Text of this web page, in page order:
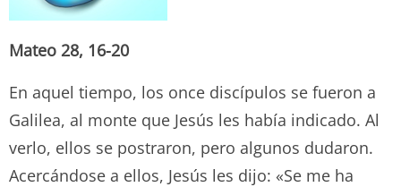
Mateo 28, 16-20
En aquel tiempo, los once discípulos se fueron a
Galilea, al monte que Jesús les había indicado. Al
verlo, ellos se postraron, pero algunos dudaron.
Acercándose a ellos, Jesús les dijo: «Se me ha